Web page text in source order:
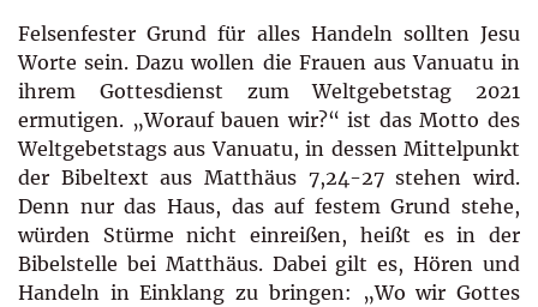
Felsenfester Grund für alles Handeln sollten Jesu
Worte sein. Dazu wollen die Frauen aus Vanuatu in
ihrem Gottesdienst zum Weltgebetstag 2021
ermutigen. „Worauf bauen wir?“ ist das Motto des
Weltgebetstags aus Vanuatu, in dessen Mittelpunkt
der Bibeltext aus Matthäus 7,24-27 stehen wird.
Denn nur das Haus, das auf festem Grund stehe,
würden Stürme nicht einreißen, heißt es in der
Bibelstelle bei Matthäus. Dabei gilt es, Hören und
Handeln in Einklang zu bringen: „Wo wir Gottes